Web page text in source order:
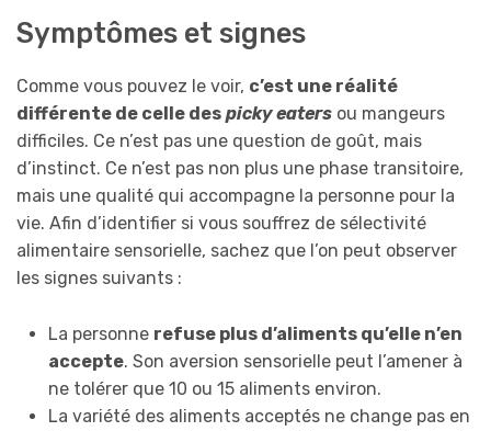
Symptômes et signes
Comme vous pouvez le voir, c’est une réalité
différente de celle des picky eaters ou mangeurs
difficiles. Ce n’est pas une question de goût, mais
d’instinct. Ce n’est pas non plus une phase transitoire,
mais une qualité qui accompagne la personne pour la
vie. Afin d’identifier si vous souffrez de sélectivité
alimentaire sensorielle, sachez que l’on peut observer
les signes suivants :
La personne refuse plus d’aliments qu’elle n’en
accepte. Son aversion sensorielle peut l’amener à
ne tolérer que 10 ou 15 aliments environ.
La variété des aliments acceptés ne change pas en